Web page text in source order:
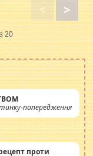
< >
20
попередження
проти